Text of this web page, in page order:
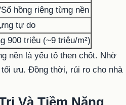
hồng riêng từng nền
tự do
900 triệu (~9 triệu/m²)
nền là yếu tố then chốt. Nhờ
ưu. Đồng thời, rủi ro cho nhà
Và Tiềm Năng